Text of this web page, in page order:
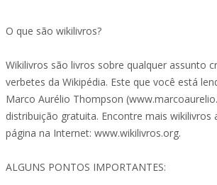
O que são wikilivros?
Wikilivros são livros sobre qualquer assunto
verbetes da Wikipédia. Este que você está
Marco Aurélio Thompson
distribuição gratuita. Encontre mais wikilivros
página na Internet: www.wikilivros.org.
ALGUNS PONTOS IMPORTANTES: